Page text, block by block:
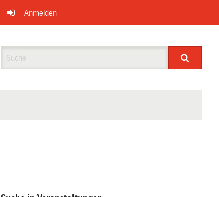
Anmelden